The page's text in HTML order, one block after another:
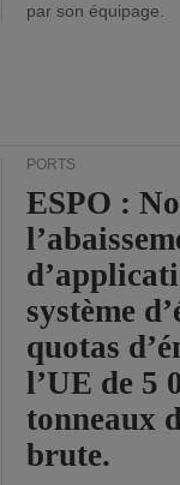
par son équipage.
PORTS
ESPO :
système
quotas
l’UE de 5
tonneaux
brute.